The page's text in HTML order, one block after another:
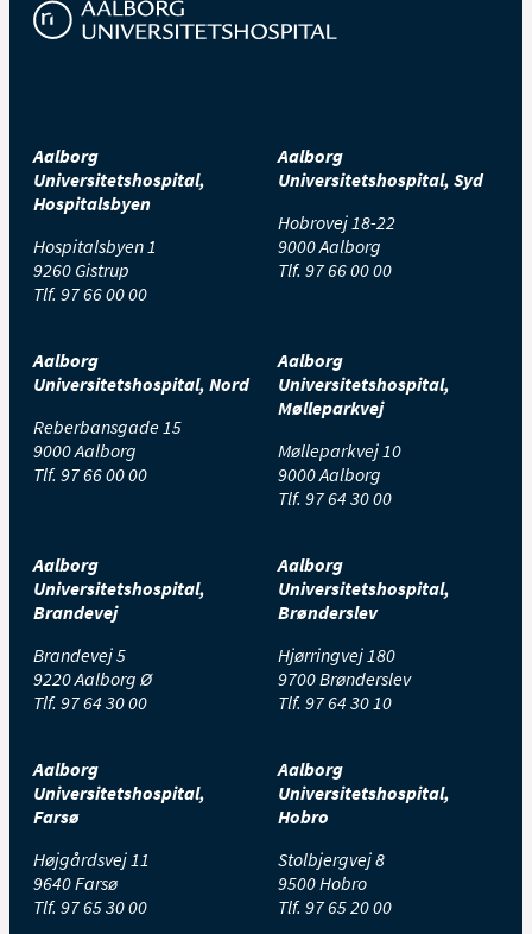
Aalborg
Universitetshospital,
Hospitalsbyen
Hospitalsbyen 1
9260 Gistrup
Tlf. 97 66 00 00
Aalborg
Universitetshospital, Syd
Hobrovej 18-22
9000 Aalborg
Tlf. 97 66 00 00
Aalborg
Universitetshospital, Nord
Reberbansgade 15
9000 Aalborg
Tlf. 97 66 00 00
Aalborg
Universitetshospital,
Mølleparkvej
Mølleparkvej 10
9000 Aalborg
Tlf. 97 64 30 00
Aalborg
Universitetshospital,
Brandevej
Brandevej 5
9220 Aalborg Ø
Tlf. 97 64 30 00
Aalborg
Universitetshospital,
Brønderslev
Hjørringvej 180
9700 Brønderslev
Tlf. 97 64 30 10
Aalborg
Universitetshospital,
Farsø
Højgårdsvej 11
9640 Farsø
Tlf. 97 65 30 00
Aalborg
Universitetshospital,
Hobro
Stolbjergvej 8
9500 Hobro
Tlf. 97 65 20 00